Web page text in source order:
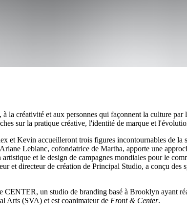
la créativité et aux personnes qui façonnent la culture
sur la pratique créative, l'identité de marque et
et Kevin accueilleront trois figures incontournables de
Leblanc, cofondatrice de Martha, apporte une
et le design de campagnes mondiales pour le
et directeur de création de Principal Studio, a conçu
CENTER, un studio de branding basé à Brooklyn ayant
Arts (SVA) et est coanimateur de Front & Center.